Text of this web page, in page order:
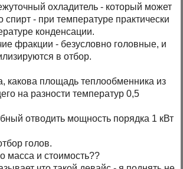
охладитель - который может
спирт - при температуре практически
конденсации.
фракции - безусловно головные, и
в отбор.
какова площадь теплообменника из
на разности температур 0,5
отводить мощность порядка 1 кВт
голов.
масса и стоимость??